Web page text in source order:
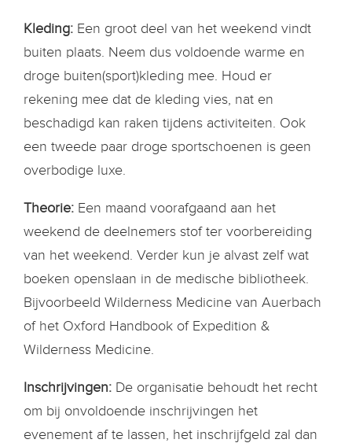
Kleding: Een groot deel van het weekend vindt
buiten plaats. Neem dus voldoende warme en
droge buiten(sport)kleding mee. Houd er
rekening mee dat de kleding vies, nat en
beschadigd kan raken tijdens activiteiten. Ook
een tweede paar droge sportschoenen is geen
overbodige luxe.
Theorie: Een maand voorafgaand aan het
weekend de deelnemers stof ter voorbereiding
van het weekend. Verder kun je alvast zelf wat
boeken openslaan in de medische bibliotheek.
Bijvoorbeeld Wilderness Medicine van Auerbach
of het Oxford Handbook of Expedition &
Wilderness Medicine.
Inschrijvingen: De organisatie behoudt het recht
om bij onvoldoende inschrijvingen het
evenement af te lassen, het inschrijfgeld zal dan